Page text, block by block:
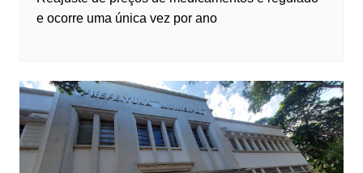
e ocorre uma única vez por ano